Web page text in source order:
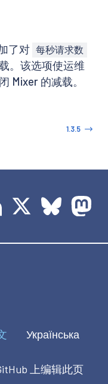
了对 每秒请求数
。该选项使运维
Mixer 的减载。
1.3.5
Українська
上编辑此页